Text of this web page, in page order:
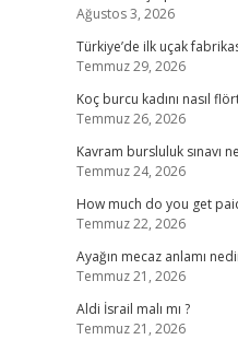
Ağustos 3, 2026
Türkiye’de ilk uçak
Temmuz 29, 2026
Koç burcu kadını nasıl
Temmuz 26, 2026
Kavram bursluluk sınavı
Temmuz 24, 2026
How much do you get
Temmuz 22, 2026
Ayağın mecaz anlamı
Temmuz 21, 2026
Aldi İsrail malı mı ?
Temmuz 21, 2026